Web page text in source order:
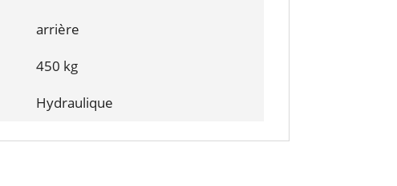
arrière
450 kg
Hydraulique